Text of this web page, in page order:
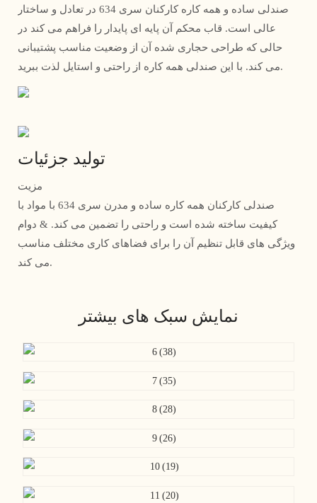
صندلی ساده و همه کاره کارکنان سری 634 در تعادل و ساختار
عالی است. قاب محکم آن پایه ای پایدار را فراهم می کند در
حالی که طراحی حجاری شده آن از وضعیت مناسب پشتیبانی
می کند. با این صندلی همه کاره از راحتی و استایل لذت ببرید.
تولید جزئیات
مزیت
صندلی کارکنان همه کاره ساده و مدرن سری 634 با مواد با
کیفیت ساخته شده است و راحتی را تضمین می کند. & دوام
ویژگی های قابل تنظیم آن را برای فضاهای کاری مختلف مناسب
می کند.
نمایش سبک های بیشتر